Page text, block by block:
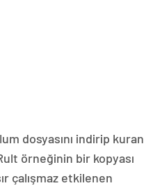
dosyasını indirip kuran
örneğinin bir kopyası
çalışmaz etkilenen